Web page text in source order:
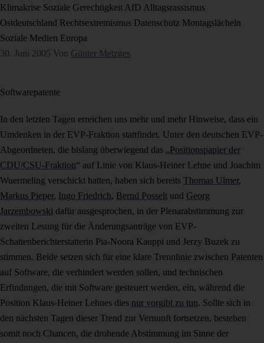
Klimakrise Soziale Gerechtigkeit AfD Alltagsrassismus
Ostdeutschland Rechtsextremismus Datenschutz Montagslächeln
Soziale Medien Europa
30. Juni 2005 Von Günter Metzges
Softwarepatente
In den letzten Tagen erreichen uns mehr und mehr Hinweise, dass ein
Umdenken in der EVP-Fraktion stattfindet. Unter den deutschen EVP-
Abgeordneten, die bislang überwiegend das „Positionspapier der
CDU/CSU-Fraktion“ auf Linie von Klaus-Heiner Lehne und Joachim
Wuermeling verschickt hatten, haben sich bereits Thomas Ulmer,
Markus Pieper, Ingo Friedrich, Bernd Posselt und Georg
Jarzembowski dafür ausgesprochen, in der Plenarabstimmung zur
zweiten Lesung für die Änderungsanträge von EVP-
Schattenberichterstatterin Pia-Noora Kauppi und Jerzy Buzek zu
stimmen. Beide setzen sich für eine klare Trennlinie zwischen Patenten
auf Software, die verhindert werden sollen, und technischen
Erfindungen, die mit Software gesteuert werden, ein, während die
Position Klaus-Heiner Lehnes dies nur vorgibt zu tun. Sollte sich in
den nächsten Tagen dieser Trend zur Vernunft fortsetzen, bestehen
somit noch Chancen, die drohende Abstimmung im Sinne der